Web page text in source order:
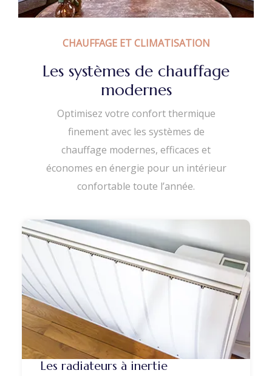
CHAUFFAGE ET CLIMATISATION
Les systèmes de chauffage
modernes
Optimisez votre confort thermique
finement avec les systèmes de
chauffage modernes, efficaces et
économes en énergie pour un intérieur
confortable toute l’année.
Les radiateurs à inertie